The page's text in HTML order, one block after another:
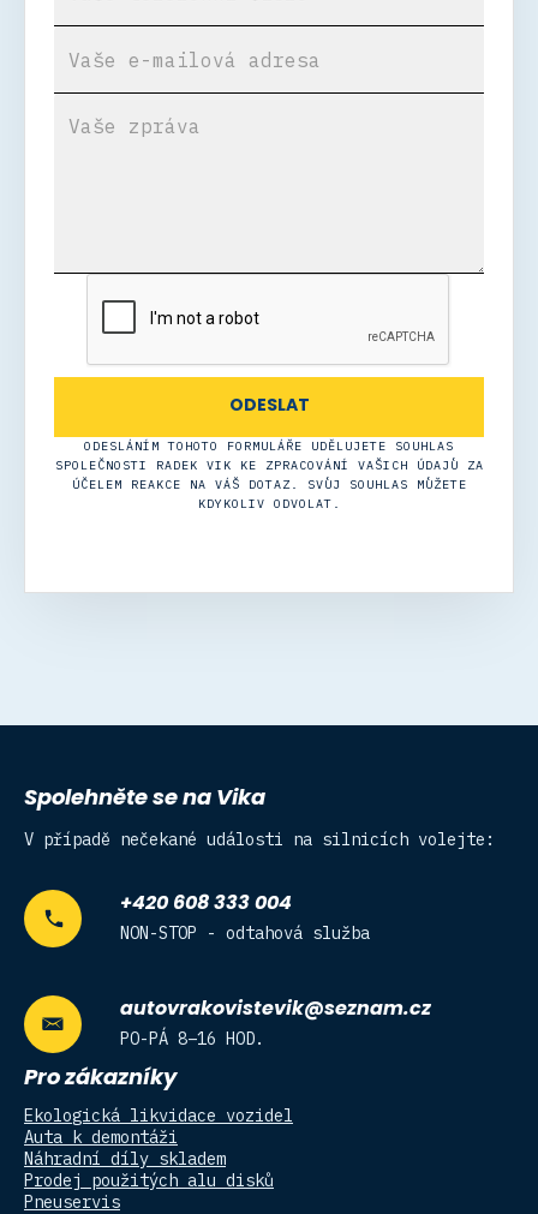
ODESLÁNÍM TOHOTO FORMULÁŘE UDĚLUJETE SOUHLAS
SPOLEČNOSTI RADEK VIK KE ZPRACOVÁNÍ VAŠICH ÚDAJŮ ZA
ÚČELEM REAKCE NA VÁŠ DOTAZ. SVŮJ SOUHLAS MŮŽETE
KDYKOLIV ODVOLAT.
Spolehněte se na Vika
V případě nečekané události na silnicích volejte:
+420 608 333 004
NON-STOP - odtahová služba
autovrakovistevik@seznam.cz
PO-PÁ 8–16 HOD.
Pro zákazníky
Ekologická likvidace vozidel
Auta k demontáži
Náhradní díly skladem
Prodej použitých alu disků
Pneuservis